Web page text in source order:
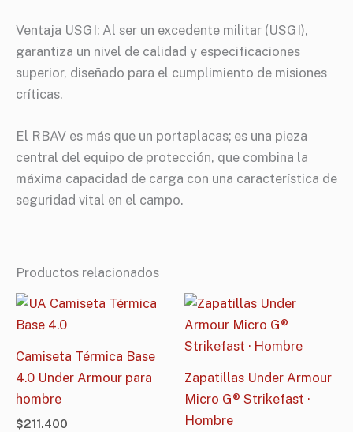
Ventaja USGI: Al ser un excedente militar (USGI),
garantiza un nivel de calidad y especificaciones
superior, diseñado para el cumplimiento de misiones
críticas.
El RBAV es más que un portaplacas; es una pieza
central del equipo de protección, que combina la
máxima capacidad de carga con una característica de
seguridad vital en el campo.
Productos relacionados
Camiseta Térmica Base
4.0 Under Armour para
hombre
$211.400
Zapatillas Under Armour
Micro G® Strikefast ·
Hombre